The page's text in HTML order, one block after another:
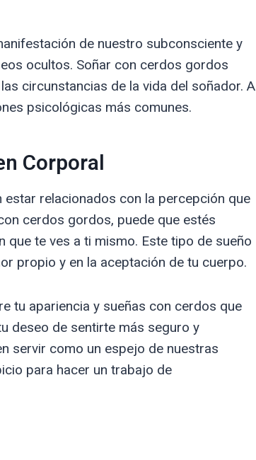
de nuestro subconsciente y
ocultos. Soñar con cerdos gordos
circunstancias de la vida del soñador. A
psicológicas más comunes.
Corporal
relacionados con la percepción que
cerdos gordos, puede que estés
te ves a ti mismo. Este tipo de sueño
propio y en la aceptación de tu cuerpo.
tu apariencia y sueñas con cerdos que
deseo de sentirte más seguro y
servir como un espejo de nuestras
para hacer un trabajo de